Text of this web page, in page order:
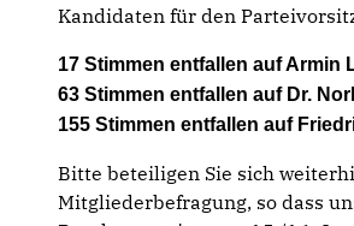
Kandidaten für den
17 Stimmen entfallen auf Armin
63 Stimmen entfallen auf Dr.
155 Stimmen entfallen auf
Bitte beteiligen Sie sich
Mitgliederbefragung, so dass